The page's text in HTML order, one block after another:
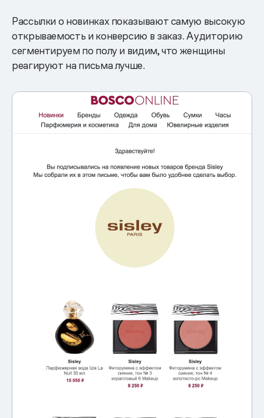
Рассылки о новинках показывают самую высокую
открываемость и конверсию в заказ. Аудиторию
сегментируем по полу и видим, что женщины
реагируют на письма лучше.